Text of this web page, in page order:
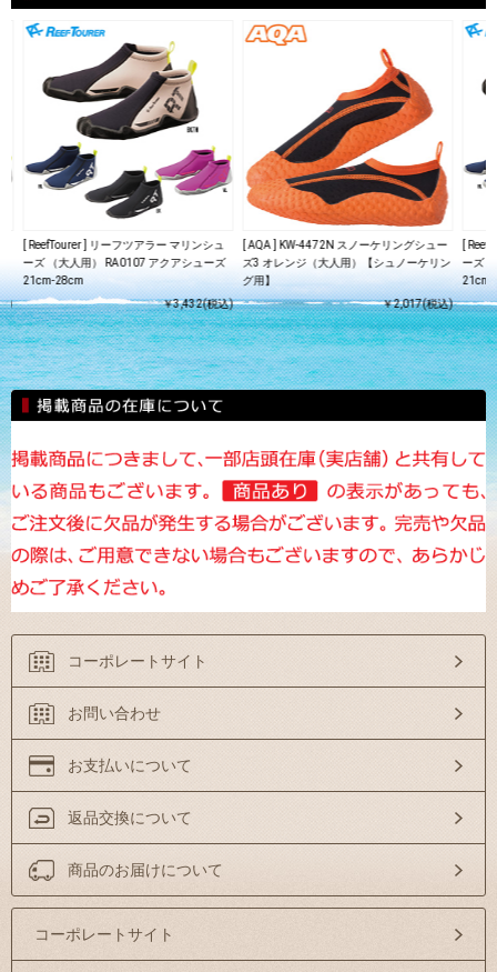
)
[ ReefTourer ] リーフツアラー マリンシュ
ーズ （大人用） RA0107 アクアシューズ
21cm-28cm
￥3,432(税込)
[ AQA ] KW-4472N スノーケリングシュー
ズ3 オレンジ（大人用）【シュノーケリン
グ用】
￥2,017(税込)
[
ーズ
21cm-
コーポレートサイト
お問い合わせ
お支払いについて
返品交換について
商品のお届けについて
コーポレートサイト